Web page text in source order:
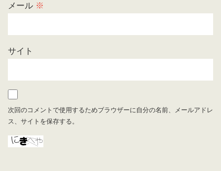
メール ※
サイト
次回のコメントで使用するためブラウザーに自分の名前、メールアドレ
ス、サイトを保存する。